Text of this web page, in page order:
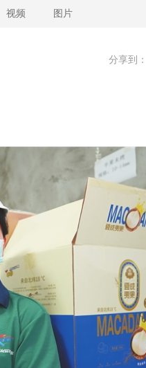
视频 图片
分享到：